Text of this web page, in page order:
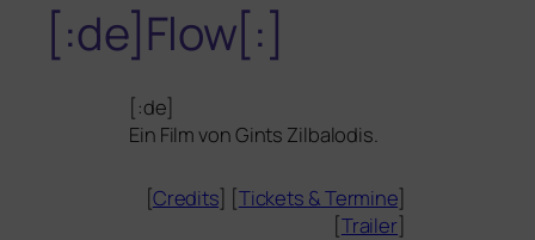
[:de]Flow[:]
[:de]
Ein Film von Gints Zilbalodis.
[Credits] [Tickets &Termine]
[Trailer]